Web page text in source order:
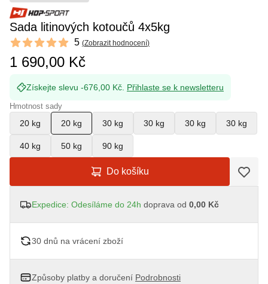
Sada litinových kotoučů 4x5kg
Reviews
5 out of 5 stars 5 (Zobrazit hodnocení)
1 690,00 Kč
Získejte slevu -676,00 Kč. Přihlaste se k newsletteru
Hmotnost sady
20 kg 20 kg 30 kg 30 kg 30 kg 30 kg
40 kg 50 kg 90 kg
Do košíku
Expedice: Odesíláme do 24h doprava od 0,00 Kč
30 dnů na vrácení zboží
Způsoby platby a doručení Podrobnosti